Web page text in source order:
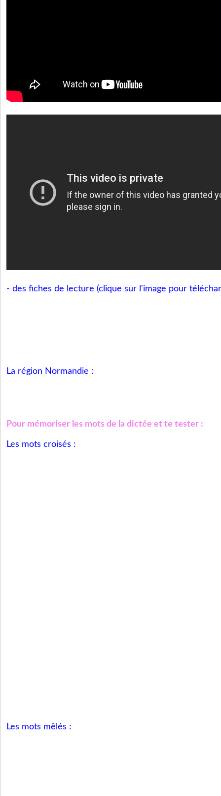
- des fiches de lecture (clique sur l'image pour
La région Normandie :
Pour mémoriser les mots de la dictée et te tester :
Les mots croisés :
Les mots mêlés :